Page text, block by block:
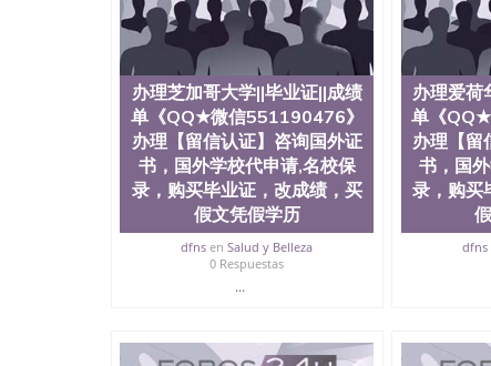
办理芝加哥大学||毕业证||成绩
单《QQ★微信551190476》
办理【留信认证】咨询国外证
书，国外学校代申请,名校保
录，购买毕业证，改成绩，买
假文凭假学历
dfns enSalud y Belleza
0 Respuestas
...
办理爱荷
单《
办理【留
书，国
录，购买
dfns